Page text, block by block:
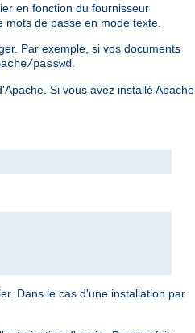
en fonction du fournisseur
de passe en mode texte.
Par exemple, si vos documents
passwd
Si vous avez installé Apache
Dans le cas d'une installation par